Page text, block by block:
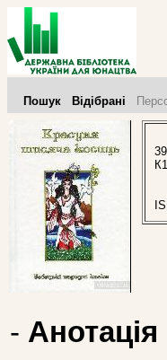
Пошук Відібрані
- Анотація